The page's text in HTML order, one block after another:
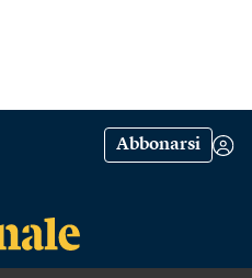
Abbonarsi